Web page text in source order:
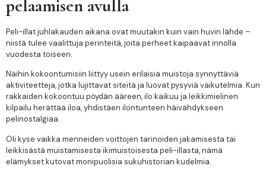
pelaamisen avulla
Peli-illat juhlakauden aikana ovat muutakin kuin vain huvin lähde –
niistä tulee vaalittuja perinteitä, joita perheet kaipaavat innolla
vuodesta toiseen.
Näihin kokoontumisiin liittyy usein erilaisia muistoja synnyttäviä
aktiviteetteja, jotka lujittavat siteitä ja luovat pysyviä vaikutelmia. Kun
rakkaiden kokoontuu pöydän ääreen, ilo kaikuu ja leikkimielinen
kilpailu herättää iloa, yhdistäen ilontunteen häivähdykseen
pelinostalgiaa.
Oli kyse vaikka menneiden voittojen tarinoiden jakamisesta tai
leikkisästä muistamisesta ikimuistoisesta peli-illasta, nämä
elämykset kutovat monipuolisia sukuhistorian kudelmia.